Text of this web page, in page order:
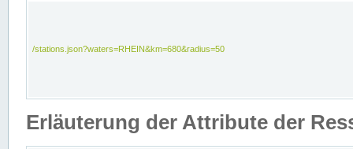
/stations.json?waters=RHEIN&km=680&radius=50
Erläuterung der Attribute der